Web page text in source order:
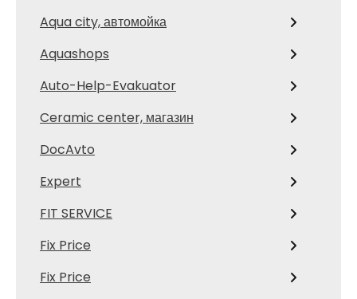
Aqua city, автомойка
Aquashops
Auto-Help-Evakuator
Ceramic center, магазин
DocAvto
Expert
FIT SERVICE
Fix Price
Fix Price